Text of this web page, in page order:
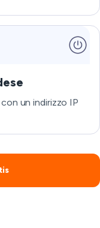
un indirizzo IP